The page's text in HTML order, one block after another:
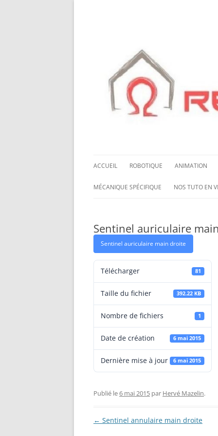
ACCUEIL ROBOTIQUE
NOS ROBOTS
RÉALISATION DIVERSES
ANIMATION
HALLOWING M0
MÉCANIQUE SPÉCIFIQUE
BASE MOBILE HCR DFROBOT
GROUPE MOTEUR PARALLAX
BRAS ROBOTIQUE BRACCIO
NOS TUTO EN
ESP32 :
LES MOTEURS
PROJETS
TIR SPORTIF
Sentinel auriculaire
Sentinel auriculaire main droite
Télécharger 81
Taille du fichier 392.22 KB
Nombre de fichiers 1
Date de création 6 mai 2015
Dernière mise à jour 6 mai 2015
Publié le6 mai 2015 par Hervé Mazelin.
Navigation
← Sentinel annulaire main droite